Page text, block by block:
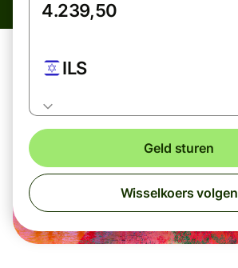
ILS
Geld sturen
Wisselkoers volgen